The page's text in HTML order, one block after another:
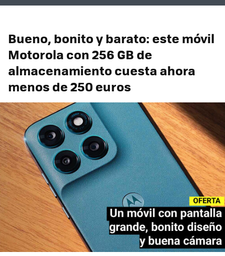
Bueno, bonito y barato: este móvil
Motorola con 256 GB de
almacenamiento cuesta ahora
menos de 250 euros